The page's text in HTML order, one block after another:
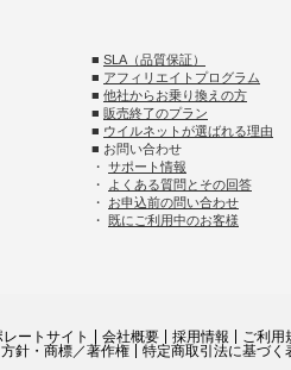
■ SLA（品質保証）
■ アフィリエイトプログラム
■ 他社からお乗り換えの方
■ 販売終了のプラン
■ ウイルネットが選ばれる理由
■ お問い合わせ
・ サポート情報
・
よくある質問とその回答
・ お申込前の問い合わせ
・ 既にご利用中のお客様
ートサイト 会社概要 採用情報
ご利用
針・商標／著作権
特定商取引法に基づく